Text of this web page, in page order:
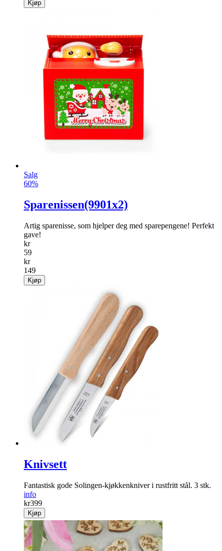
Kjøp
Salg
60%
Sparenissen(9901x2)
Artig sparenisse, som hjelper deg med sparepengene! Perfekt
gave!
kr
59
kr
149
Kjøp
Knivsett
Fantastisk gode Solingen-kjøkkenkniver i rustfritt stål. 3 stk.
info
kr399
Kjøp